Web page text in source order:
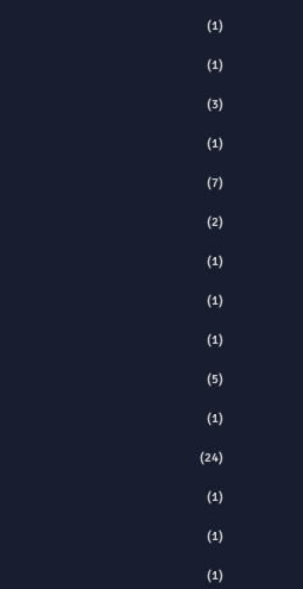
(1)
(1)
(3)
(1)
(7)
(2)
(1)
(1)
(1)
(5)
(1)
(24)
(1)
(1)
(1)